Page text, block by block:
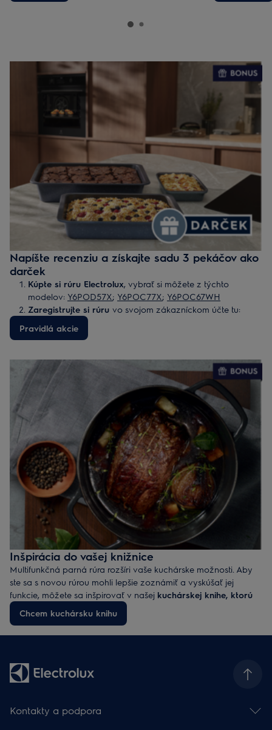
Napíšte recenziu a získajte sadu 3 pekáčov ako
darček
Kúpte si rúru Electrolux, vybrať si môžete z týchto
modelov: Y6POD57X; Y6POC77X; Y6POC67WH
Zaregistrujte si rúru vo svojom zákazníckom účte tu:
Registrácia spotrebiča
Napíšte recenziu
obrazovky/printscreen).
Vyplňte formulár, nahrajte fotografiu: Electrolux –
zaregistrujte svoju recenziu
a odošlite registráciu.
vám bude zaslaný do 60 dní po schválení
Pravidlá akcie
Inšpirácia do vašej knižnice
Multifunkčná parná rúra rozšíri vaše kuchárske možnosti. Aby
ste sa s novou rúrou mohli lepšie zoznámiť a vyskúšať jej
funkcie, môžete sa inšpirovať v našej kuchárskej knihe, ktorú
vám zadarmo pridáme k nákupu
recepty na predjedlá, hlavné chody aj dezerty, aby ste mohli
pripraviť skvelé kompletné menu.
Chcem kuchársku knihu
Kontakty a podpora